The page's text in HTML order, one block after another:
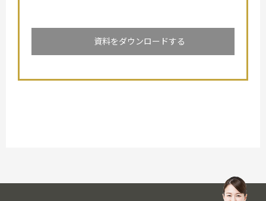
資料をダウンロードする